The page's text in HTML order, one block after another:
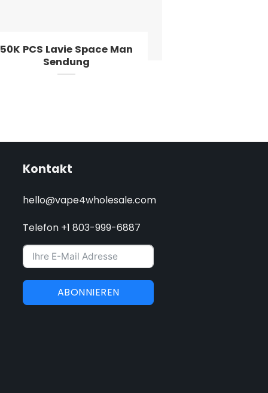
50K PCS Lavie Space Man
Sendung
Kontakt
hello@vape4wholesale.com
Telefon +1 803-999-6887
ABONNIEREN